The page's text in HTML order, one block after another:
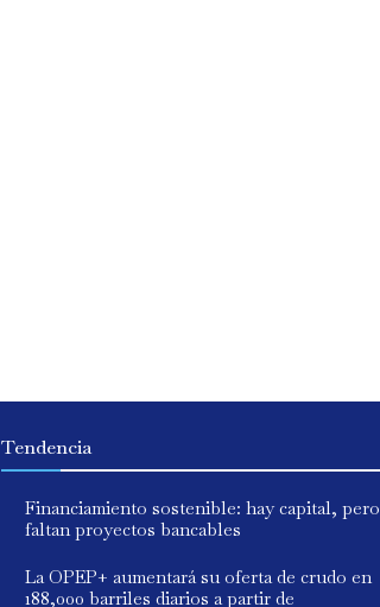
Tendencia
Financiamiento sostenible: hay capital, pero
faltan proyectos bancables
La OPEP+ aumentará su oferta de crudo en
188,000 barriles diarios a partir de